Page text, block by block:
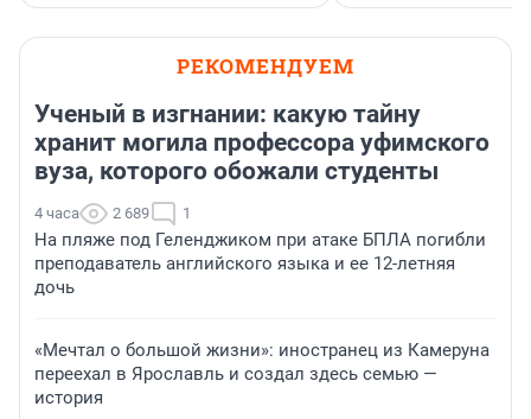
РЕКОМЕНДУЕМ
Ученый в изгнании: какую тайну
хранит могила профессора уфимского
вуза, которого обожали студенты
4 часа 2 689 1
На пляже под Геленджиком при атаке БПЛА погибли
преподаватель английского языка и ее 12-летняя
дочь
«Мечтал о большой жизни»: иностранец из Камеруна
переехал в Ярославль и создал здесь семью —
история